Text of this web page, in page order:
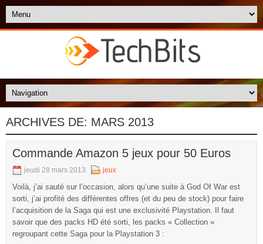
ARCHIVES DE: MARS 2013
Commande Amazon 5 jeux pour 50 Euros
jeudi 28 mars 2013 jeux
Voilà, j’ai sauté sur l’occasion, alors qu’une suite à God Of War est
sorti, j’ai profité des différentes offres (et du peu de stock) pour faire
l’acquisition de la Saga qui est une exclusivité Playstation. Il faut
savoir que des packs HD été sorti, les packs « Collection »
regroupant cette Saga pour la Playstation 3 :